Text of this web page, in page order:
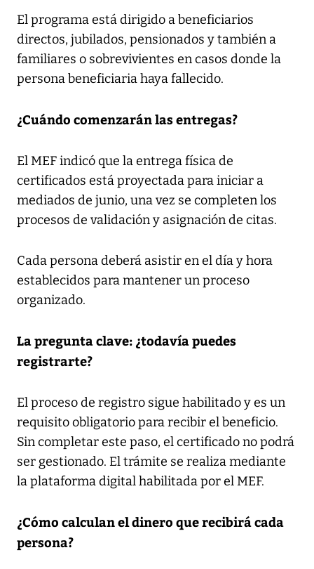
El programa está dirigido a beneficiarios
directos, jubilados, pensionados y también a
familiares o sobrevivientes en casos donde la
persona beneficiaria haya fallecido.
¿Cuándo comenzarán las entregas?
El MEF indicó que la entrega física de
certificados está proyectada para iniciar a
mediados de junio, una vez se completen los
procesos de validación y asignación de citas.
Cada persona deberá asistir en el día y hora
establecidos para mantener un proceso
organizado.
La pregunta clave: ¿todavía puedes
registrarte?
El proceso de registro sigue habilitado y es un
requisito obligatorio para recibir el beneficio.
Sin completar este paso, el certificado no podrá
ser gestionado. El trámite se realiza mediante
la plataforma digital habilitada por el MEF.
¿Cómo calculan el dinero que recibirá cada
persona?